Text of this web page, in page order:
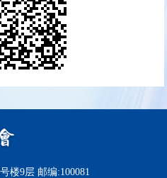
楼9层 邮编:100081